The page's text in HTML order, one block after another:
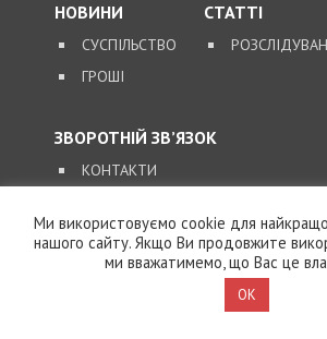
НОВИНИ
СУСПІЛЬСТВО
ГРОШІ
СТАТТІ
ЗВОРОТНІЙ ЗВ’ЯЗОК
КОНТАКТИ
SUPPORT@49000.COM.UA
© 2026, ВСІ ПРАВА
Ми використовуємо cookie для
нашого сайту. Якщо Ви продовжите
ми вважатимемо, що Вас це
OK